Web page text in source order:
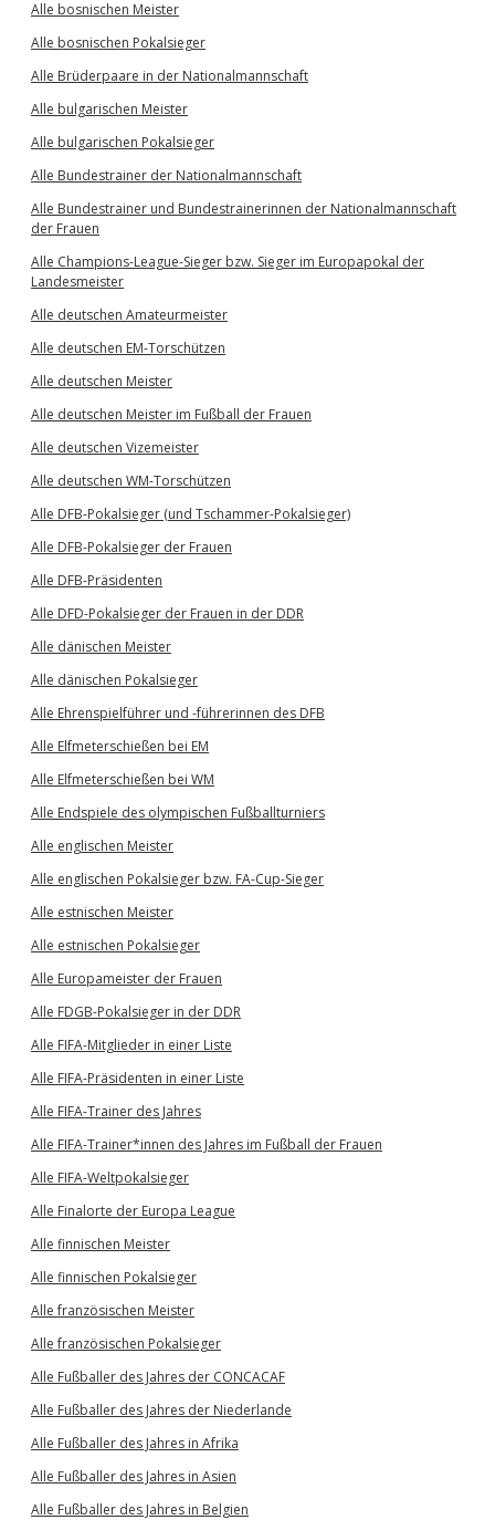
Alle bosnischen Meister
Alle bosnischen Pokalsieger
Alle Brüderpaare in der Nationalmannschaft
Alle bulgarischen Meister
Alle bulgarischen Pokalsieger
Alle Bundestrainer der Nationalmannschaft
Alle Bundestrainer und Bundestrainerinnen der Nationalmannschaft
der Frauen
Alle Champions-League-Sieger bzw. Sieger im Europapokal der
Landesmeister
Alle deutschen Amateurmeister
Alle deutschen EM-Torschützen
Alle deutschen Meister
Alle deutschen Meister im Fußball der Frauen
Alle deutschen Vizemeister
Alle deutschen WM-Torschützen
Alle DFB-Pokalsieger (und Tschammer-Pokalsieger)
Alle DFB-Pokalsieger der Frauen
Alle DFB-Präsidenten
Alle DFD-Pokalsieger der Frauen in der DDR
Alle dänischen Meister
Alle dänischen Pokalsieger
Alle Ehrenspielführer und -führerinnen des DFB
Alle Elfmeterschießen bei EM
Alle Elfmeterschießen bei WM
Alle Endspiele des olympischen Fußballturniers
Alle englischen Meister
Alle englischen Pokalsieger bzw. FA-Cup-Sieger
Alle estnischen Meister
Alle estnischen Pokalsieger
Alle Europameister der Frauen
Alle FDGB-Pokalsieger in der DDR
Alle FIFA-Mitglieder in einer Liste
Alle FIFA-Präsidenten in einer Liste
Alle FIFA-Trainer des Jahres
Alle FIFA-Trainer*innen des Jahres im Fußball der Frauen
Alle FIFA-Weltpokalsieger
Alle Finalorte der Europa League
Alle finnischen Meister
Alle finnischen Pokalsieger
Alle französischen Meister
Alle französischen Pokalsieger
Alle Fußballer des Jahres der CONCACAF
Alle Fußballer des Jahres der Niederlande
Alle Fußballer des Jahres in Afrika
Alle Fußballer des Jahres in Asien
Alle Fußballer des Jahres in Belgien